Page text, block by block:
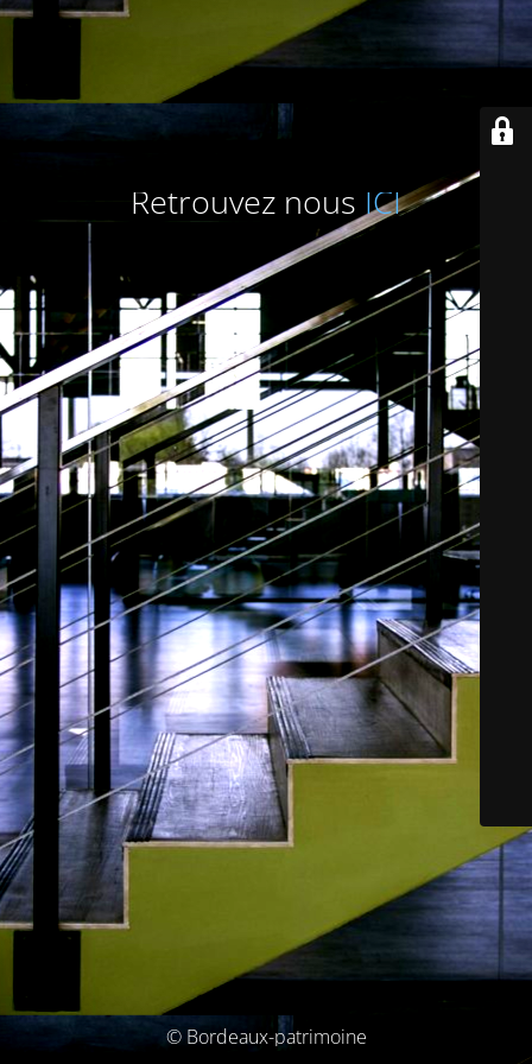
Retrouvez nous ICI
© Bordeaux-patrimoine